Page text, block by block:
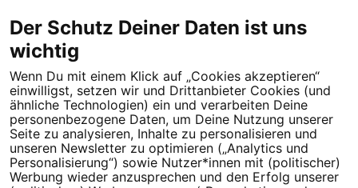
10 Unterschriften erreicht
Tipps für deine Petition
Darum WeAct
Partnerprogramm
Erfolgreiche Petitionen
FAQs
Der Schutz Deiner Daten ist uns
wichtig
Wenn Du mit einem Klick auf „Cookies akzeptieren“
einwilligst, setzen wir und Drittanbieter Cookies (und
ähnliche Technologien) ein und verarbeiten Deine
personenbezogene Daten, um Deine Nutzung unserer
Seite zu analysieren, Inhalte zu personalisieren und
unseren Newsletter zu optimieren („Analytics und
Personalisierung“) sowie Nutzer*innen mit (politischer)
Werbung wieder anzusprechen und den Erfolg unserer